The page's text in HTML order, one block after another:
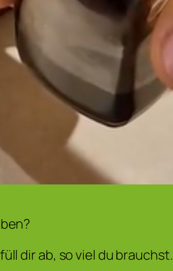
dir ab, so viel du brauchst.